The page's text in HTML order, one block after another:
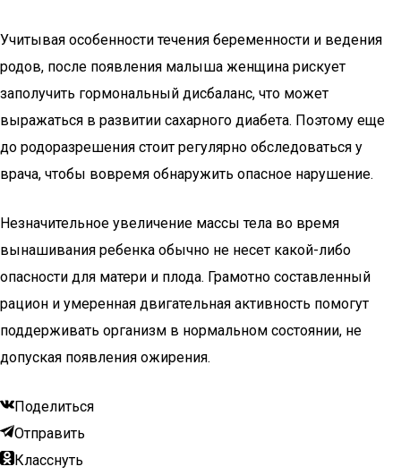
Учитывая особенности течения беременности и ведения
родов, после появления малыша женщина рискует
заполучить гормональный дисбаланс, что может
выражаться в развитии сахарного диабета. Поэтому еще
до родоразрешения стоит регулярно обследоваться у
врача, чтобы вовремя обнаружить опасное нарушение.
Незначительное увеличение массы тела во время
вынашивания ребенка обычно не несет какой-либо
опасности для матери и плода. Грамотно составленный
рацион и умеренная двигательная активность помогут
поддерживать организм в нормальном состоянии, не
допуская появления ожирения.
Поделиться
Отправить
Класснуть